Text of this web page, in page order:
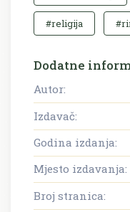
#religija
Dodatne
Autor:
Izdavač:
Godina izdanja:
Mjesto izdavanja:
Broj stranica: